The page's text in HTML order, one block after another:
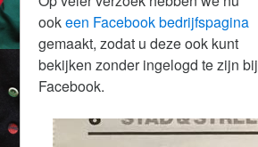
ookeen Facebook bedrijfspagina
gemaakt, zodat u deze ook kunt
bekijken zonder ingelogd te zijn bij
Facebook.